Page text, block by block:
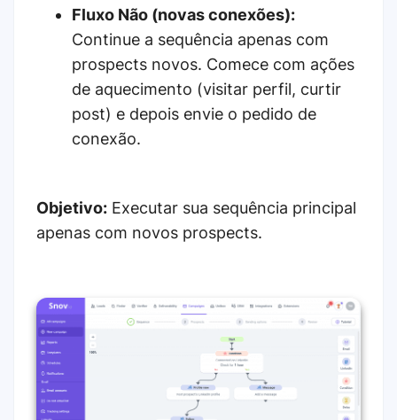
Fluxo Não (novas conexões):
Continue a sequência apenas com
prospects novos. Comece com ações
de aquecimento (visitar perfil, curtir
post) e depois envie o pedido de
conexão.
Objetivo: Executar sua sequência principal
apenas com novos prospects.